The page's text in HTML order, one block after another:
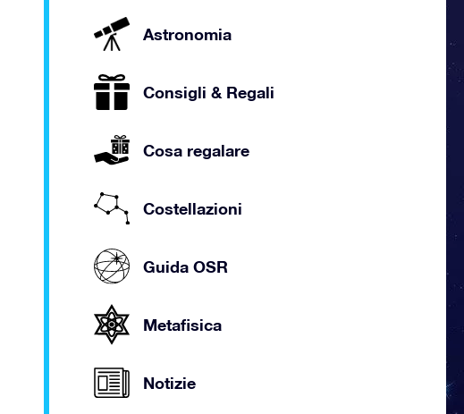
Astronomia
Consigli & Regali
Cosa regalare
Costellazioni
Guida OSR
Metafisica
Notizie